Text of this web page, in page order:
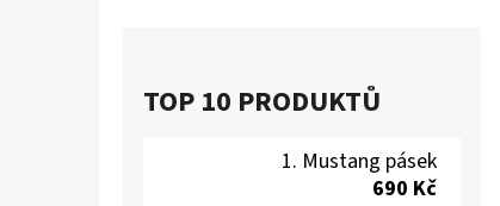
TOP 10 PRODUKTŮ
Mustang pásek
690 Kč